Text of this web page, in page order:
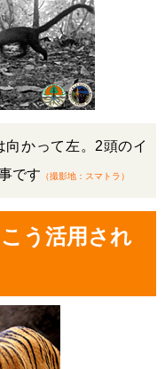
かって左。2頭のイ
です （撮影地：スマトラ）
う活用され